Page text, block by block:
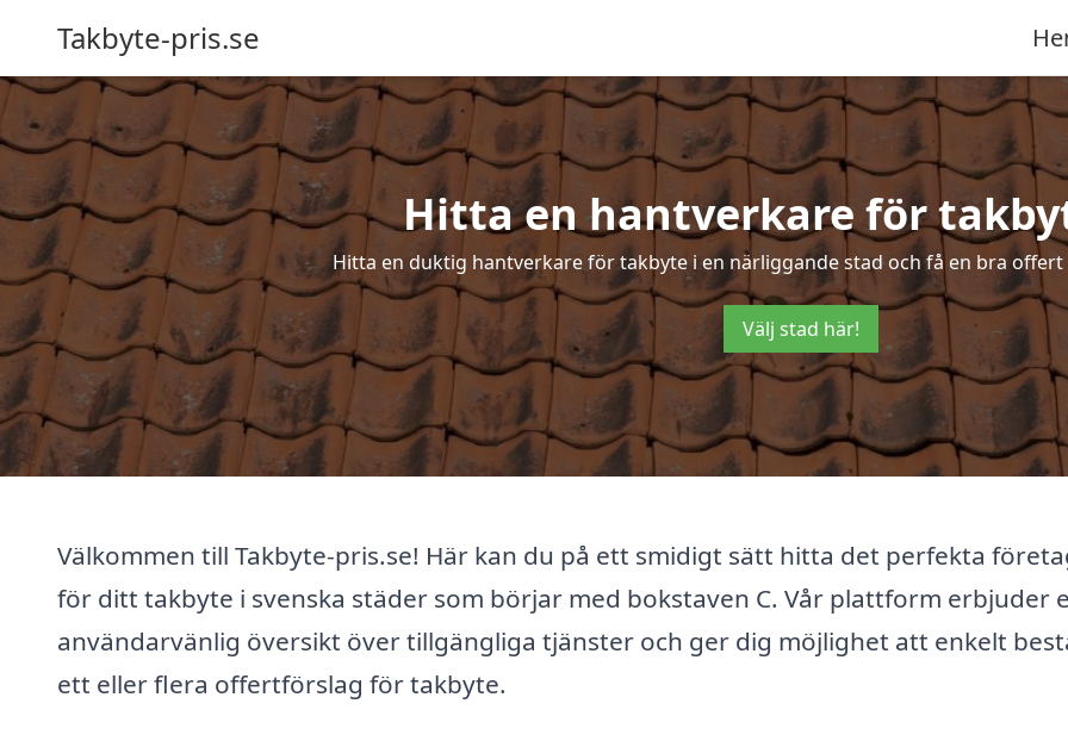
Takbyte-pris.se
Hitta en hantverkare för
Hitta en duktig hantverkare för takbyte i en närliggande stad och få en bra
Välj stad här!
Välkommen till Takbyte-pris.se! Här kan du på ett smidigt sätt hitta det perfekta
för ditt takbyte i svenska städer som börjar med bokstaven C. Vår plattform erbjuder
användarvänlig översikt över tillgängliga tjänster och ger dig möjlighet att enkelt
ett eller flera offertförslag för takbyte.